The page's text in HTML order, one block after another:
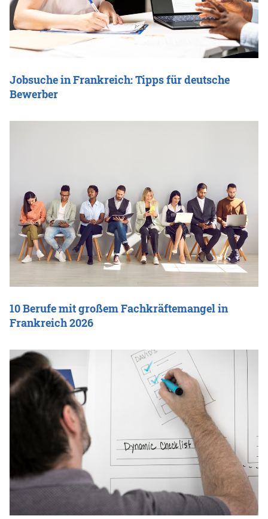
Jobsuche in Frankreich: Tipps für deutsche
Bewerber
10 Berufe mit großem Fachkräftemangel in
Frankreich 2026